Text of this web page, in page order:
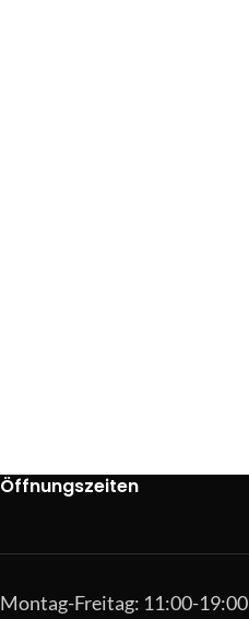
Öffnungszeiten
Montag-Freitag: 11:00-19:00